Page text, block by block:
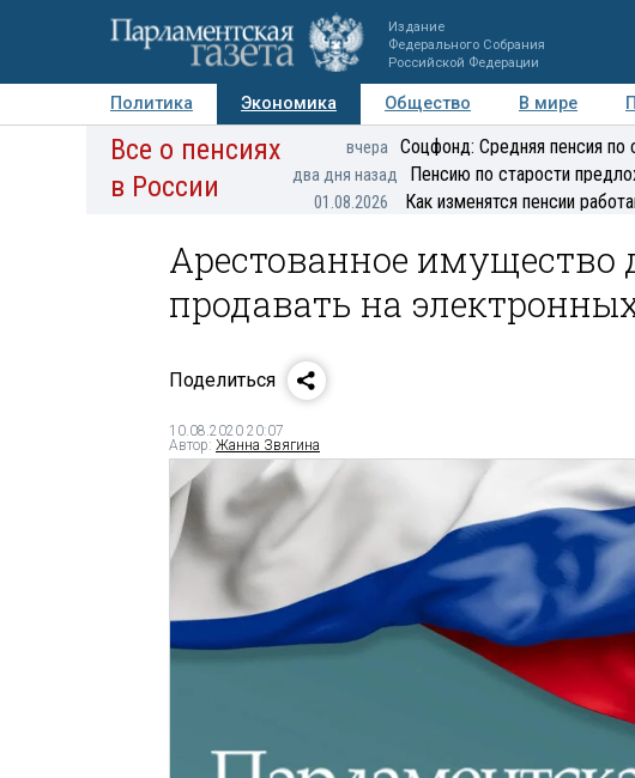
Издание
Федерального Собрания
Российской Федерации
Политика Экономика Общество В мире
Авторы Персоны Мнения Регионы
Все о пенсиях
в России
вчера Соцфонд: Средняя пенсия по
два дня назад Пенсию по старости
01.08.2026 Как изменятся пенсии
Арестованное
продавать на
Поделиться
10.08.2020 20:07
Автор: Жанна Звягина